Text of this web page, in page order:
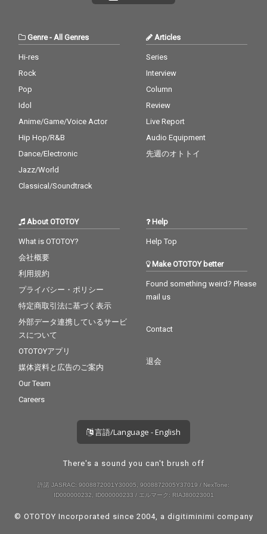
Genre-All Genres
Hi-res
Rock
Pop
Idol
Anime/Game/Voice Actor
Hip Hop/R&B
Dance/Electronic
Jazz/World
Classical/Soundtrack
Articles
Series
Interview
Column
Review
Live Report
Audio Equipment
先週のオトトイ
About OTOTOY
What is OTOTOY?
会社概要
利用規約
プライバシー・ポリシー
特定商取引法に基づく表示
外部データ連携しているサービ
スについて
OTOTOYアプリ
媒体資料と広告のご案内
Our Team
Careers
Help
Help Top
Make OTOTOY better
Found something weird? Please
mail us
Contact
退会
言語/Language - English
There's a sound you can't brush off
許諾 JASRAC: 9008872001Y30005, 9008872005Y37019 / NexTone:
ID000000232, ID000000233 / エルマーク: RIAJ80023001
© OTOTOY Incorporated since 2004, a digitiminimi company